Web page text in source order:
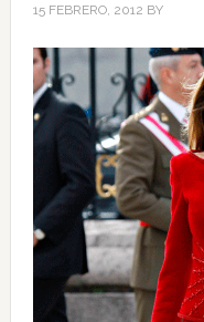
15 FEBRERO, 2012 BY